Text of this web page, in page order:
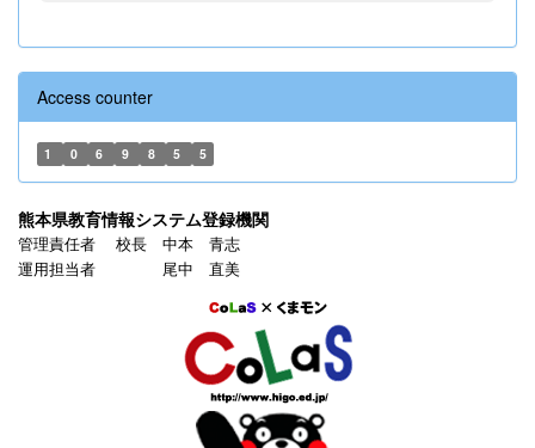
Access counter
1 0 6 9 8 5 5
熊本県教育情報システム登録機関
管理責任者 校長 中本 青志
運用担当者 尾中 直美